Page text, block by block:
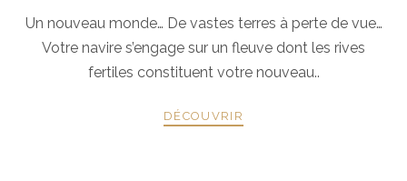
Un nouveau monde… De vastes terres à perte de vue…
Votre navire s’engage sur un fleuve dont les rives
fertiles constituent votre nouveau..
DÉCOUVRIR